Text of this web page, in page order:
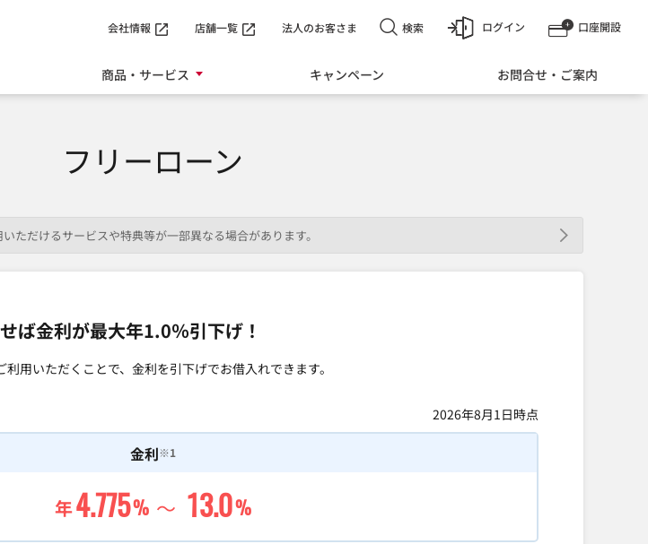
口座開設
ログイン
商品・サービス キャンペーン お問合せ・ご案内
会社情報 店舗一覧 法人のお客さま 検索
フリーローン
ただけるサービスや特典等が一部異なる場合があります。
ば金利が最大年1.0％引下げ！
用いただくことで、金利を引下げでお借入れできます。
2026年8月1日時点
金利※1
年4.775% ～ 13.0%